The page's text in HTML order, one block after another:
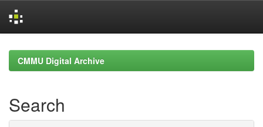
navigationCMMU Digital Archive
Search